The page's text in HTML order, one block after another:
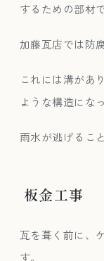
するための部材で
加藤瓦店では防
これには溝があ
ような構造にな
雨水が逃げること
板金工事
瓦を葺く前に、
す。